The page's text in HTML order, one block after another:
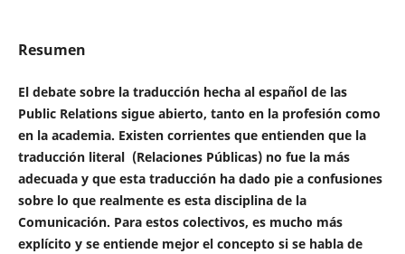
Resumen
El debate sobre la traducción hecha al español de las
Public Relations sigue abierto, tanto en la profesión como
en la academia. Existen corrientes que entienden que la
traducción literal (Relaciones Públicas) no fue la más
adecuada y que esta traducción ha dado pie a confusiones
sobre lo que realmente es esta disciplina de la
Comunicación. Para estos colectivos, es mucho más
explícito y se entiende mejor el concepto si se habla de